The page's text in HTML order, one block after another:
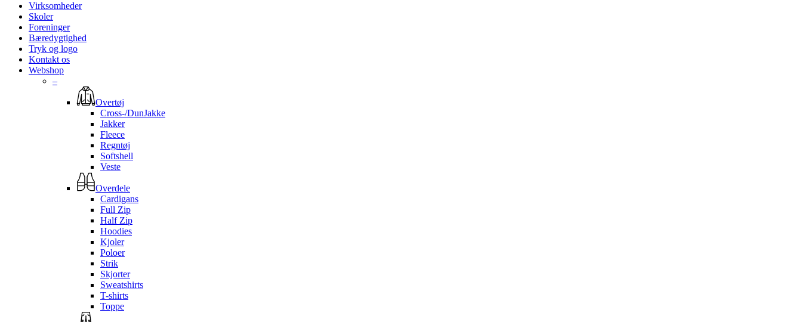
Virksomheder
Skoler
Foreninger
Bæredygtighed
Tryk og logo
Kontakt os
Webshop
–
Overtøj
Cross-/DunJakke
Jakker
Fleece
Regntøj
Softshell
Veste
Overdele
Cardigans
Full Zip
Half Zip
Hoodies
Kjoler
Poloer
Strik
Skjorter
Sweatshirts
T-shirts
Toppe